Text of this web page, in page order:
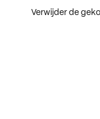
Verwijder de